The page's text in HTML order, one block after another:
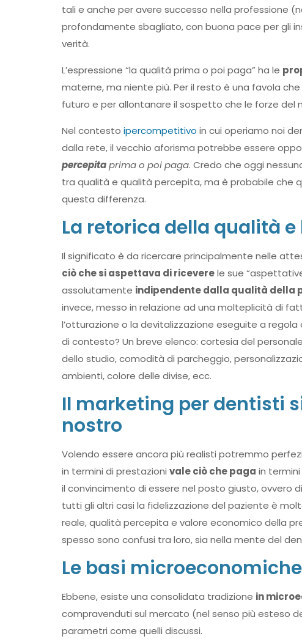
tali e anche per avere successo nella professione
profondamente sbagliato, con buona pace per gli
verità.
L’espressione “la qualità prima o poi paga” ha le
materne, ma niente più. Per il resto è una favola
futuro e per allontanare il sospetto che le forze del
Nel contesto ipercompetitivo in cui operiamo noi
dalla rete, il vecchio aforisma potrebbe essere
percepitaprima o poi paga. Credo che oggi
tra qualità e qualità percepita, ma è probabile che
questa differenza.
La retorica della qualità
Il significato è da ricercare principalmente nelle
ciò che si aspettava di riceverele sue
assolutamente indipendente dalla qualità della
invece, messo in relazione ad una molteplicità di
l’otturazione o la devitalizzazione eseguite a
di contesto? Un breve elenco: cortesia del
dello studio, comodità di parcheggio,
ambienti, colore delle divise, ecc.
Il marketing per dentisti
nostro
Volendo essere ancora più realisti potremmo
in termini di prestazioni vale ciò che paga in
il convincimento di essere nel posto giusto, ovvero
tutti gli altri casi la fidelizzazione del paziente è
reale, qualità percepita e valore economico della
spesso sono confusi tra loro, sia nella mente del
Le basi
Ebbene, esiste una consolidata tradizione in
compravenduti sul mercato (nel senso più esteso
parametri come quelli discussi.